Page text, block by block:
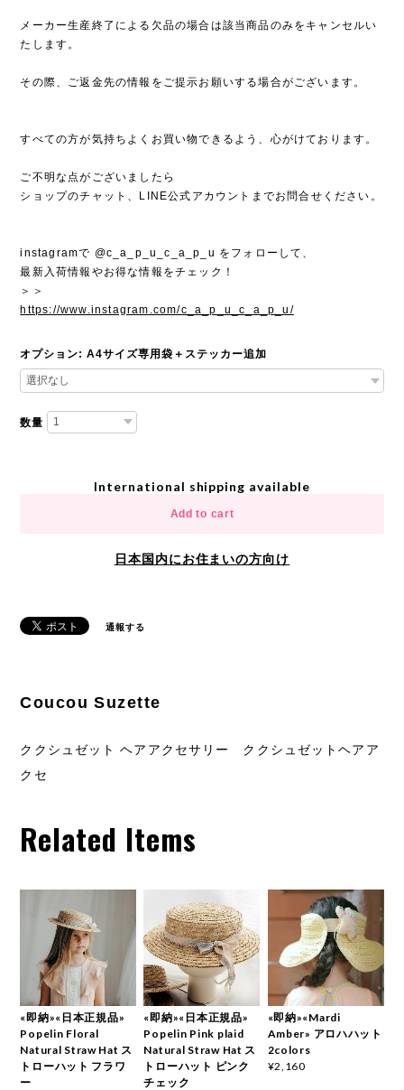
メーカー生産終了による欠品の場合は該当商品のみをキャンセルい
たします。
その際、ご返金先の情報をご提示お願いする場合がございます。
すべての方が気持ちよくお買い物できるよう、心がけております。
ご不明な点がございましたら
ショップのチャット、LINE公式アカウントまでお問合せください。
instagramで @c_a_p_u_c_a_p_u をフォローして、
最新入荷情報やお得な情報をチェック！
＞＞
https://www.instagram.com/c_a_p_u_c_a_p_u/
オプション: A4サイズ専用袋＋ステッカー追加
数量
International shipping available
Add to cart
日本国内にお住まいの方向け
通報する
Coucou Suzette
ククシュゼット ヘアアクセサリー ククシュゼットヘアア
クセ
Related Items
«即納»«日本正規品»
Popelin Floral
Natural Straw Hat ス
トローハット フラワ
ー
«即納»«日本正規品»
Popelin Pink plaid
Natural Straw Hat ス
トローハット ピンク
チェック
«即納»«Mardi
Amber» アロハハット
2colors
¥2,160